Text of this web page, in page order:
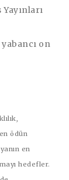
on
ödün
en
hedefler.